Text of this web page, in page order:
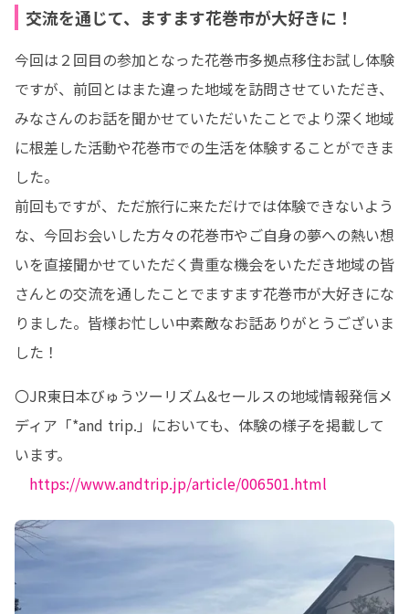
交流を通じて、ますます花巻市が大好きに！
今回は２回目の参加となった花巻市多拠点移住お試し体験
ですが、前回とはまた違った地域を訪問させていただき、
みなさんのお話を聞かせていただいたことでより深く地域
に根差した活動や花巻市での生活を体験することができま
した。
前回もですが、ただ旅行に来ただけでは体験できないよう
な、今回お会いした方々の花巻市やご自身の夢への熱い想
いを直接聞かせていただく貴重な機会をいただき地域の皆
さんとの交流を通したことでますます花巻市が大好きにな
りました。皆様お忙しい中素敵なお話ありがとうございま
した！
〇JR東日本びゅうツーリズム&セールスの地域情報発信メ
ディア「*and trip.」においても、体験の様子を掲載して
います。
https://www.andtrip.jp/article/006501.html